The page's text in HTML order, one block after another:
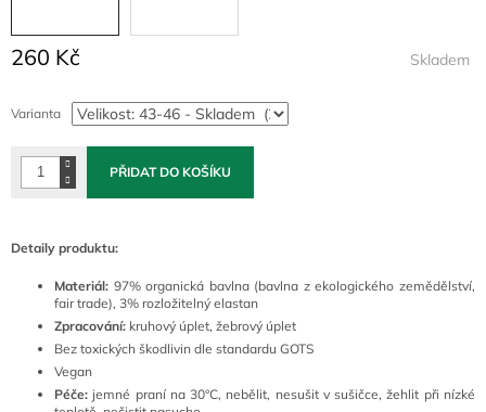
260 Kč
cena:
Skladem
Varianta
PŘIDAT DO KOŠÍKU
Detaily produktu:
Materiál: 97% organická bavlna (bavlna z ekologického zemědělství,
fair trade), 3% rozložitelný elastan
Zpracování: kruhový úplet, žebrový úplet
Bez toxických škodlivin dle standardu GOTS
Vegan
Péče: jemné praní na 30°C, nebělit, nesušit v sušičce, žehlit při nízké